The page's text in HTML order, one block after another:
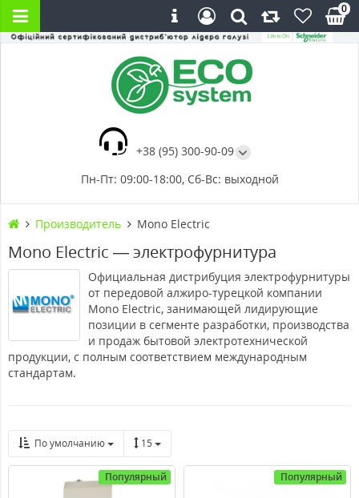
+38 (95) 300-90-09
Пн-Пт: 09:00-18:00, Сб-Вс: выходной
0
Производитель Mono Electric
Mono Electric — электрофурнитура
Официальная дистрибуция электрофурнитуры
от передовой алжиро-турецкой компании
Mono Electric, занимающей лидирующие
позиции в сегменте разработки, производства
и продаж бытовой электротехнической
продукции, с полным соответствием международным
стандартам.
По умолчанию 15
Популярный Популярный